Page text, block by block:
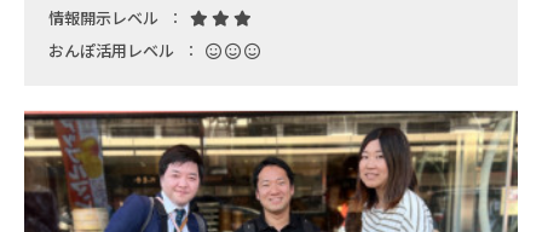
情報開示レベル
おんぽ活用レベル